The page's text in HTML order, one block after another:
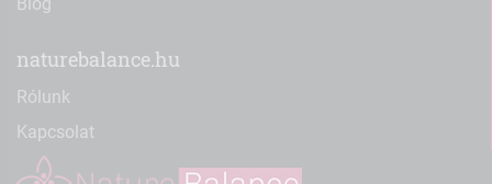
naturebalance.hu
Rólunk
Kapcsolat